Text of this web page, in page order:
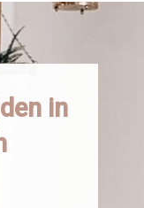
in